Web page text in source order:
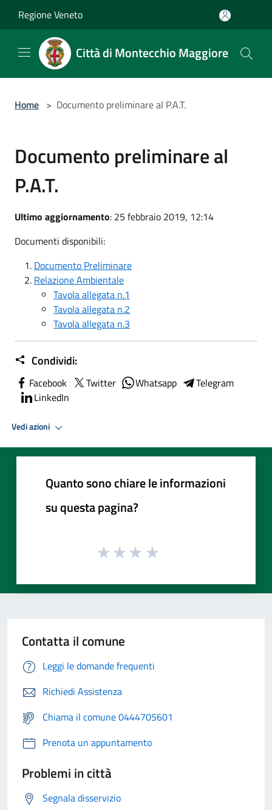
Regione Veneto
Città di Montecchio Maggiore
Home > Documento preliminare al P.A.T.
Documento preliminare al
P.A.T.
Ultimo aggiornamento: 25 febbraio 2019, 12:14
Documenti disponibili:
Documento Preliminare
Relazione Ambientale
Tavola allegata n.1
Tavola allegata n.2
Tavola allegata n.3
Condividi:
Facebook Twitter Whatsapp
Telegram
LinkedIn
Vedi azioni
Quanto sono chiare le informazioni
su questa pagina?
Contatta il comune
Leggi le domande frequenti
Richiedi Assistenza
Chiama il comune 0444705601
Prenota un appuntamento
Problemi in città
Segnala disservizio